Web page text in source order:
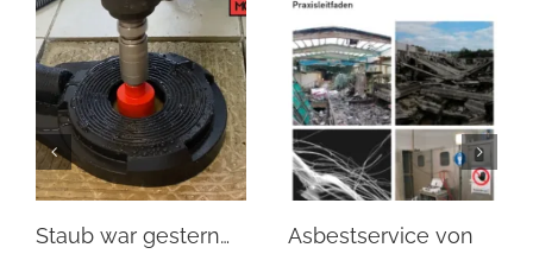
Staub war gestern…
Asbestservice von